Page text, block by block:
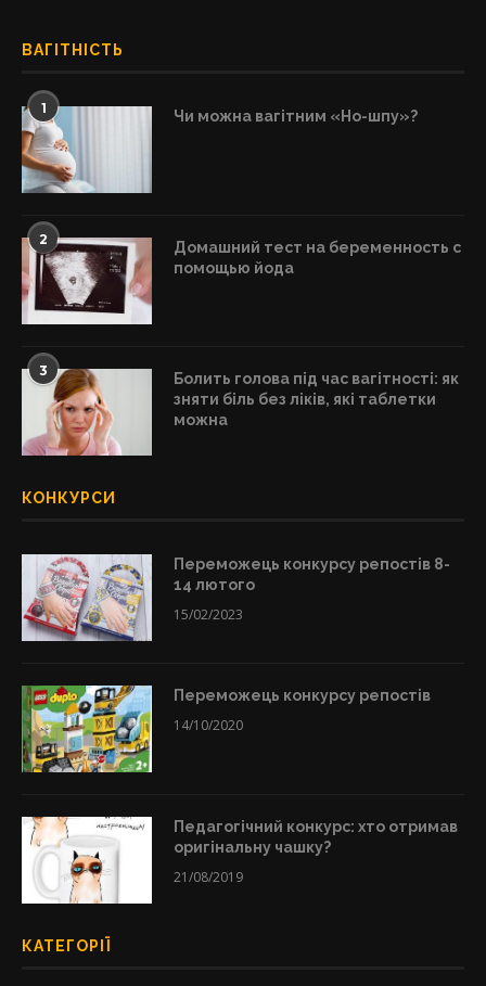
ВАГІТНІСТЬ
1 Чи можна вагітним «Но-шпу»?
2
Домашний тест на беременность с
помощью йода
3
Болить голова під час вагітності: як
зняти біль без ліків, які таблетки
можна
КОНКУРСИ
Переможець конкурсу репостів 8-
14 лютого
15/02/2023
Переможець конкурсу репостів
14/10/2020
Педагогічний конкурс: хто отримав
оригінальну чашку?
21/08/2019
КАТЕГОРІЇ